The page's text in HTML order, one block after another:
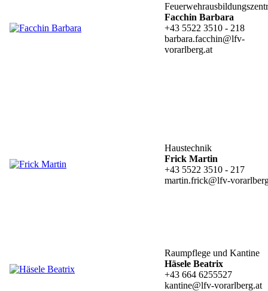
Facchin Barbara
+43 5522 3510 - 218
barbara.facchin@lfv-
vorarlberg.at
Haustechnik
Frick Martin
+43 5522 3510 - 217
martin.frick@lfv-
Raumpflege und Kantine
Häsele Beatrix
+43 664 6255527
kantine@lfv-vorarlberg.at